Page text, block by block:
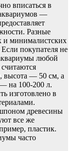
вписаться в
—
Разные
и минималистских
покупателя не
любой
, высота — 50 см, а
на 100-200 л.
изготовлено в
древесины
все же
пластик.
часто